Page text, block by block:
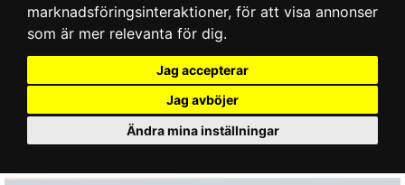
marknadsföringsinteraktioner, för att visa annonser
som är mer relevanta för dig.
Jag accepterar
Jag avböjer
Ändra mina inställningar